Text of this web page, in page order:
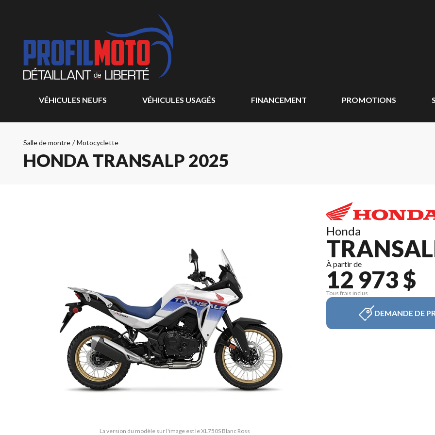
VÉHICULES NEUFS VÉHICULES USAGÉS FINANCEMENT PROMOTIONS
Salle de montre / Motocyclette
HONDA TRANSALP 2025
La version du modèle sur l'image est le XL750S Blanc Ross
Honda
À partir de
12 973 $
Tous frais inclus
DEMANDE DE